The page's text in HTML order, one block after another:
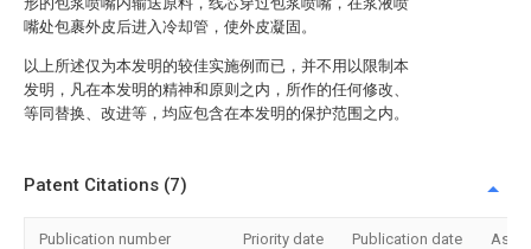
嘴处包裹外皮后进入冷却管，使外皮凝固。
以上所述仅为本发明的较佳实施例而已，并不用以限制本
发明，凡在本发明的精神和原则之内，所作的任何修改、
等同替换、改进等，均应包含在本发明的保护范围之内。
Patent Citations (7)
Publication number Priority date Publication date